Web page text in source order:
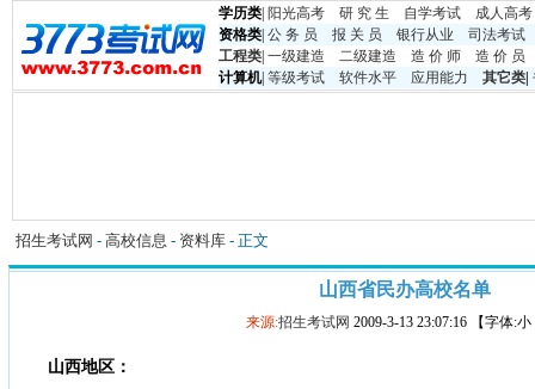
学历类 阳光高考 研 究 生 自学考试
成人高考
资格类 公 务 员 报 关 员 银行从业
司法考试
工程类 一级建造 二级建造 造 价 师
造 价 员
计算机| 等级考试 软件水平 应用能力 其它类
招生考试网 - 高校信息 - 资料库 - 正文
山西省民办高校名单
来源:招生考试网 2009-3-13 23:07:16 【字体:
山西地区：